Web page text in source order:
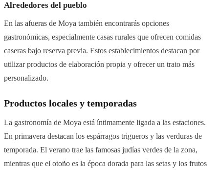
Alrededores del pueblo
En las afueras de Moya también encontrarás opciones
gastronómicas, especialmente casas rurales que ofrecen comidas
caseras bajo reserva previa. Estos establecimientos destacan por
utilizar productos de elaboración propia y ofrecer un trato más
personalizado.
Productos locales y temporadas
La gastronomía de Moya está íntimamente ligada a las estaciones.
En primavera destacan los espárragos trigueros y las verduras de
temporada. El verano trae las famosas judías verdes de la zona,
mientras que el otoño es la época dorada para las setas y los frutos